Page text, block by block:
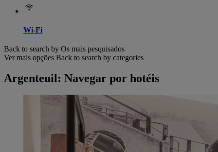
Wi-Fi
Back to search by Os mais pesquisados
Ver mais opções Back to search by categories
Argenteuil: Navegar por hotéis